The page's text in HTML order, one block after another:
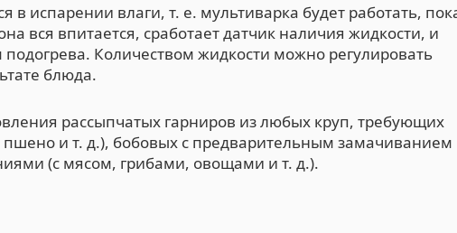
испарении влаги, т. е. мультиварка будет работать,
вся впитается, сработает датчик наличия жидкости, и
Количеством жидкости можно регулировать
блюда.
рассыпчатых гарниров из любых круп, требующих
пшено и т. д.), бобовых с предварительным замачиванием
(с мясом, грибами, овощами и т. д.).